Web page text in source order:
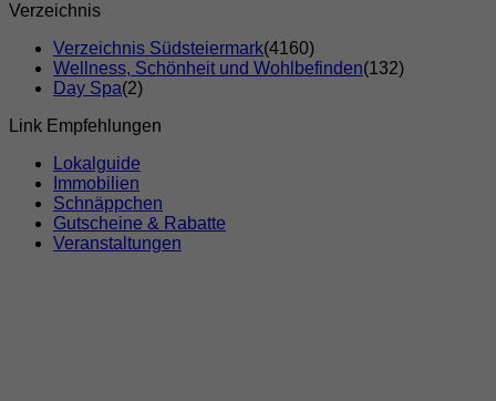
Verzeichnis
Verzeichnis Südsteiermark(4160)
Wellness, Schönheit und Wohlbefinden(132)
Day Spa(2)
Link Empfehlungen
Lokalguide
Immobilien
Schnäppchen
Gutscheine & Rabatte
Veranstaltungen